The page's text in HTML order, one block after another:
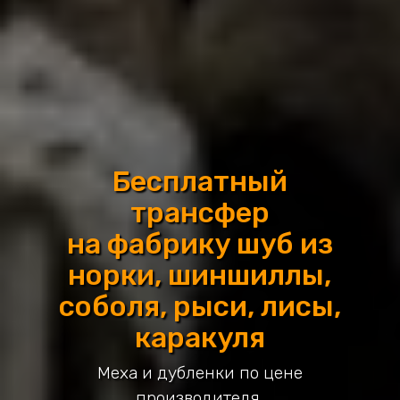
Бесплатный
трансфер
на фабрику шуб из
норки, шиншиллы,
соболя, рыси, лисы,
каракуля
Меха и дубленки по цене